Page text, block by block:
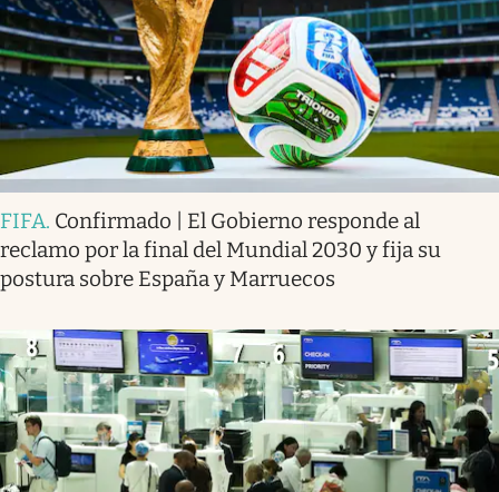
FIFA. Confirmado | El Gobierno responde al
reclamo por la final del Mundial 2030 y fija su
postura sobre España y Marruecos